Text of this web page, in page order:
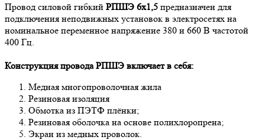
Провод силовой гибкий РПШЭ 6х1,5 предназначен для
подключения неподвижных установок в электросетях на
номинальное переменное напряжение 380 и 660 В частотой
400 Гц.
Конструкция провода РПШЭ включает в себя:
Медная многопроволочная жила
Резиновая изоляция
Обмотка из ПЭТФ плёнки;
Резиновая оболочка на основе полихлоропрена;
Экран из медных проволок.